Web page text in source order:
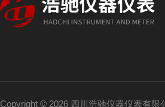
Copyright © 2026 四川浩驰仪器仪表有